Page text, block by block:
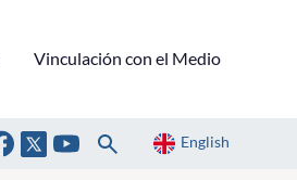
Vinculación con el Medio
English